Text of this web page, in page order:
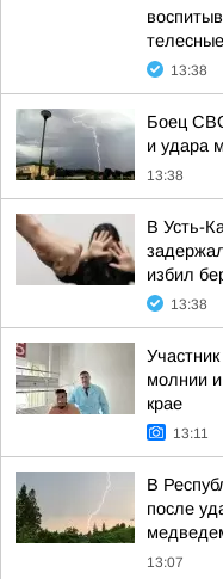
13:38
Боец
и удара
13:38
В Усть-
избил
13:38
молнии
крае
13:11
В
после
13:07